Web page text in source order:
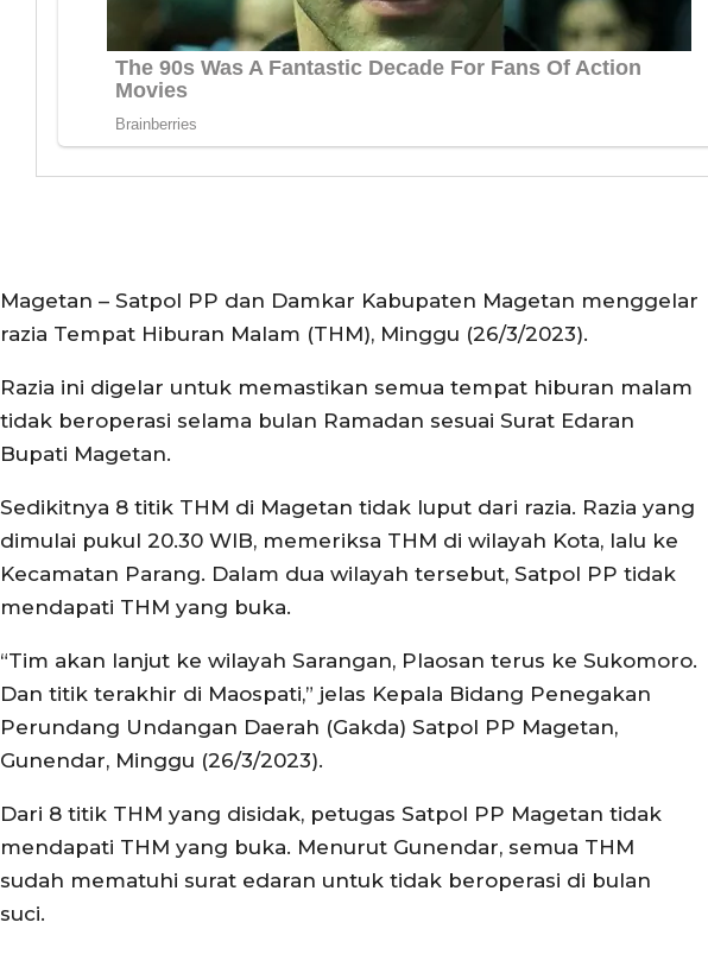
Magetan – Satpol PP dan Damkar Kabupaten Magetan menggelar
razia Tempat Hiburan Malam (THM), Minggu (26/3/2023).
Razia ini digelar untuk memastikan semua tempat hiburan malam
tidak beroperasi selama bulan Ramadan sesuai Surat Edaran
Bupati Magetan.
Sedikitnya 8 titik THM di Magetan tidak luput dari razia. Razia yang
dimulai pukul 20.30 WIB, memeriksa THM di wilayah Kota, lalu ke
Kecamatan Parang. Dalam dua wilayah tersebut, Satpol PP tidak
mendapati THM yang buka.
“Tim akan lanjut ke wilayah Sarangan, Plaosan terus ke Sukomoro.
Dan titik terakhir di Maospati,” jelas Kepala Bidang Penegakan
Perundang Undangan Daerah (Gakda) Satpol PP Magetan,
Gunendar, Minggu (26/3/2023).
Dari 8 titik THM yang disidak, petugas Satpol PP Magetan tidak
mendapati THM yang buka. Menurut Gunendar, semua THM
sudah mematuhi surat edaran untuk tidak beroperasi di bulan
suci.